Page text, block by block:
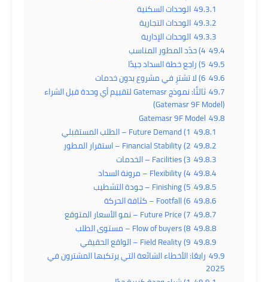
49.3.1الوحدات السكنية
49.3.2الوحدات التجارية
49.3.3الوحدات الإدارية
49.4 4) حدّد المطور المناسب
49.5 5) راجع خطة السداد جيدًا
49.6 6) لا تشترِ في مشروع بدون خدمات
49.7
ثالثًا: نموذج Gatemasr لتقييم أي وحدة قبل الشراء
(Gatemasr 9F Model)
49.8
Gatemasr 9F Model
49.8.1 1) Future Demand – الطلب المستقبلي
49.8.2 2) Financial Stability – استقرار المطور
49.8.3 3) Facilities – الخدمات
49.8.4 4) Flexibility – مرونة السداد
49.8.5 5) Finishing – جودة التشطيب
49.8.6 6) Footfall – كثافة الحركة
49.8.7 7) Future Price – نمو الأسعار المتوقع
49.8.8 8) Flow of buyers – مستوى الطلب
49.8.9 9) Field Reality – الواقع الحقيقي
49.9 رابعًا: الأخطاء الشائعة التي يرتكبها المشترون في
2025